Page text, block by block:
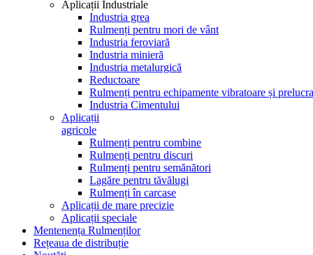
Aplicații Industriale
Industria grea
Rulmenți pentru mori de vânt
Industria feroviară
Industria minieră
Industria metalurgică
Reductoare
Rulmenți pentru echipamente vibratoare și
Industria Cimentului
Aplicații
agricole
Rulmenți pentru combine
Rulmenți pentru discuri
Rulmenți pentru semănători
Lagăre pentru tăvălugi
Rulmenți în carcase
Aplicații de mare precizie
Aplicații speciale
Mentenența Rulmenților
Rețeaua de distribuție